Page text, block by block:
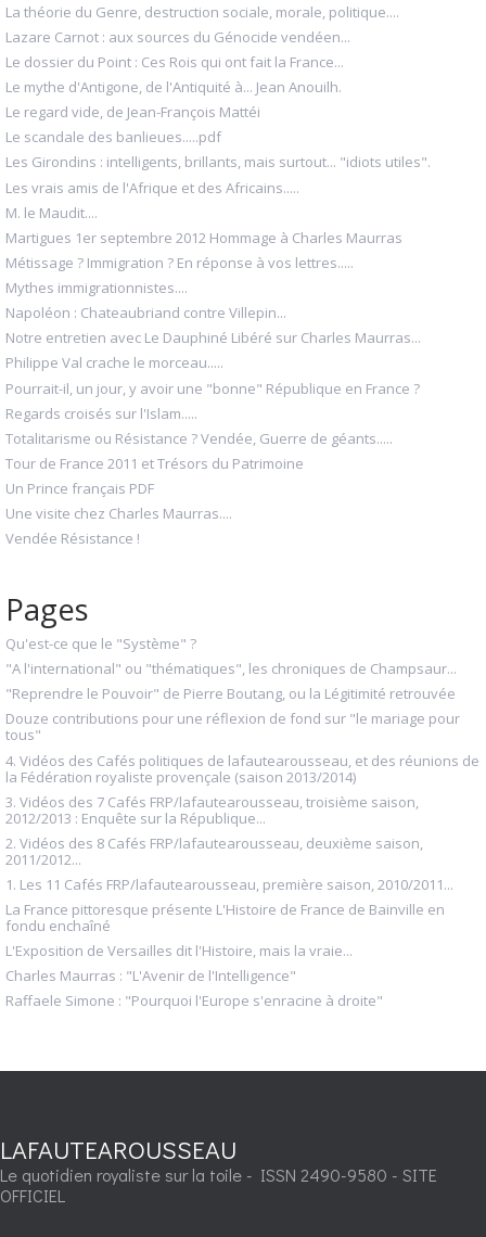
La théorie du Genre, destruction sociale, morale, politique....
Lazare Carnot : aux sources du Génocide vendéen...
Le dossier du Point : Ces Rois qui ont fait la France...
Le mythe d'Antigone, de l'Antiquité à... Jean Anouilh.
Le regard vide, de Jean-François Mattéi
Le scandale des banlieues.....pdf
Les Girondins : intelligents, brillants, mais surtout... "idiots utiles".
Les vrais amis de l'Afrique et des Africains.....
M. le Maudit....
Martigues 1er septembre 2012 Hommage à Charles Maurras
Métissage ? Immigration ? En réponse à vos lettres.....
Mythes immigrationnistes....
Napoléon : Chateaubriand contre Villepin...
Notre entretien avec Le Dauphiné Libéré sur Charles Maurras...
Philippe Val crache le morceau.....
Pourrait-il, un jour, y avoir une "bonne" République en France ?
Regards croisés sur l'Islam.....
Totalitarisme ou Résistance ? Vendée, Guerre de géants.....
Tour de France 2011 et Trésors du Patrimoine
Un Prince français PDF
Une visite chez Charles Maurras....
Vendée Résistance !
Pages
Qu'est-ce que le "Système" ?
"A l'international" ou "thématiques", les chroniques de Champsaur...
"Reprendre le Pouvoir" de Pierre Boutang, ou la Légitimité retrouvée
Douze contributions pour une réflexion de fond sur "le mariage pour
tous"
4. Vidéos des Cafés politiques de lafautearousseau, et des réunions de
la Fédération royaliste provençale (saison 2013/2014)
3. Vidéos des 7 Cafés FRP/lafautearousseau, troisième saison,
2012/2013 : Enquête sur la République...
2. Vidéos des 8 Cafés FRP/lafautearousseau, deuxième saison,
2011/2012...
1. Les 11 Cafés FRP/lafautearousseau, première saison, 2010/2011...
La France pittoresque présente L'Histoire de France de Bainville en
fondu enchaîné
L'Exposition de Versailles dit l'Histoire, mais la vraie...
Charles Maurras : "L'Avenir de l'Intelligence"
Raffaele Simone : "Pourquoi l'Europe s'enracine à droite"
LAFAUTEAROUSSEAU
Le quotidien royaliste sur la toile - ISSN 2490-9580 - SITE
OFFICIEL